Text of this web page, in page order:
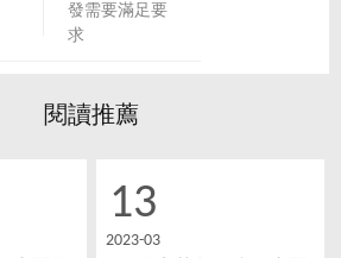
發需要滿足要
求
閱讀推薦
13
2023-03